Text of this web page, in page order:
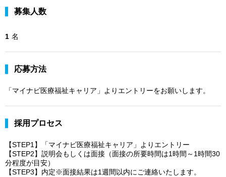
募集人数
1 名
応募方法
「マイナビ医療福祉キャリア」よりエントリーをお願いします。
採用プロセス
【STEP1】「マイナビ医療福祉キャリア」よりエントリー
【STEP2】説明会もしくは面接（面接の所要時間は1時間～1時間30
分程度が目安）
【STEP3】内定※面接結果は1週間以内にご連絡いたします。